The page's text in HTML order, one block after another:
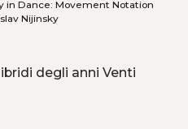
in Dance: Movement Notation
Nijinsky
degli anni Venti